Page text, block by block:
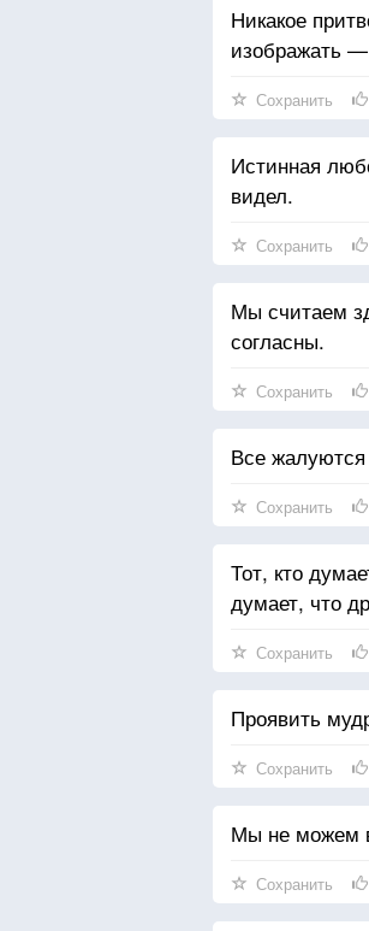
Никакое
изображать —
Сохранить
Истинная
видел.
Сохранить
Мы считаем
согласны.
Сохранить
Все
Сохранить
Тот, кто
думает, что
Сохранить
Проявить
Сохранить
Мы не можем
Сохранить